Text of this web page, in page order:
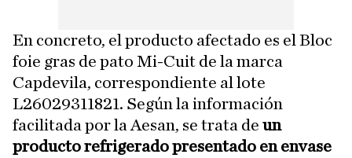
En concreto, el producto afectado es el Bloc
foie gras de pato Mi-Cuit de la marca
Capdevila, correspondiente al lote
L26029311821. Según la información
facilitada por la Aesan, se trata de un
producto refrigerado presentado en envase